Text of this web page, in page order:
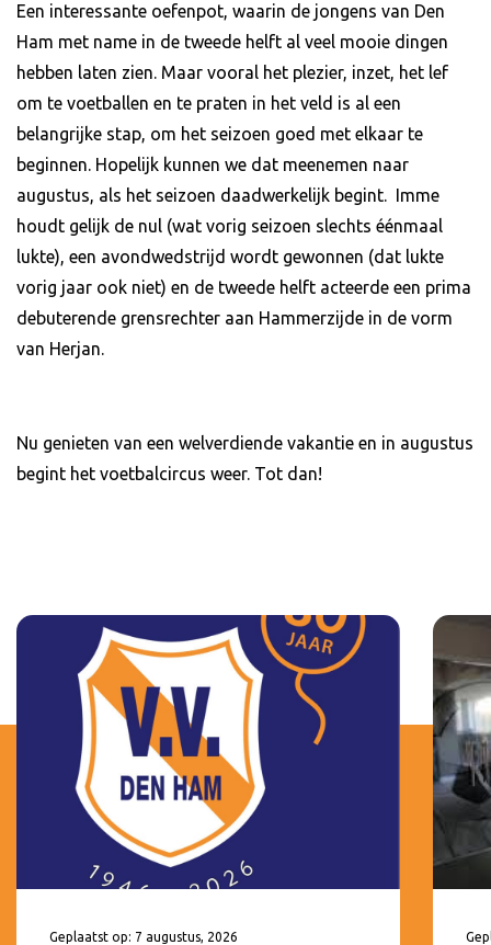
Een interessante oefenpot, waarin de jongens van Den
Ham met name in de tweede helft al veel mooie dingen
hebben laten zien. Maar vooral het plezier, inzet, het lef
om te voetballen en te praten in het veld is al een
belangrijke stap, om het seizoen goed met elkaar te
beginnen. Hopelijk kunnen we dat meenemen naar
augustus, als het seizoen daadwerkelijk begint. Imme
houdt gelijk de nul (wat vorig seizoen slechts éénmaal
lukte), een avondwedstrijd wordt gewonnen (dat lukte
vorig jaar ook niet) en de tweede helft acteerde een prima
debuterende grensrechter aan Hammerzijde in de vorm
van Herjan.
Nu genieten van een welverdiende vakantie en in augustus
begint het voetbalcircus weer. Tot dan!
Geplaatst op: 7 augustus, 2026